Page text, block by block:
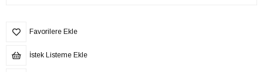
Favorilere Ekle
İstek Listeme Ekle